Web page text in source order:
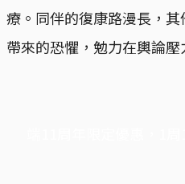
療。同伴的復康路漫長，
帶來的恐懼，勉力在輿論壓